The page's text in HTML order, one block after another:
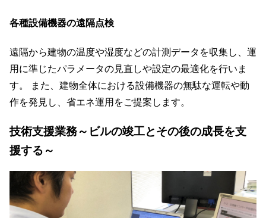
各種設備機器の遠隔点検
遠隔から建物の温度や湿度などの計測データを収集し、運
用に準じたパラメータの見直しや設定の最適化を行いま
す。 また、建物全体における設備機器の無駄な運転や動
作を発見し、省エネ運用をご提案します。
技術支援業務～ビルの竣工とその後の成長を支
援する～